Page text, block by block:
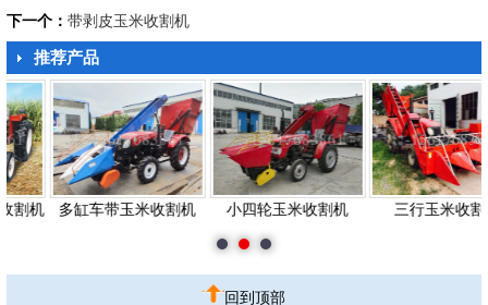
下一个： 带剥皮玉米收割机
推荐产品
多缸车带玉米收割机 小四轮玉米收割机 三行玉米收割机
回到顶部